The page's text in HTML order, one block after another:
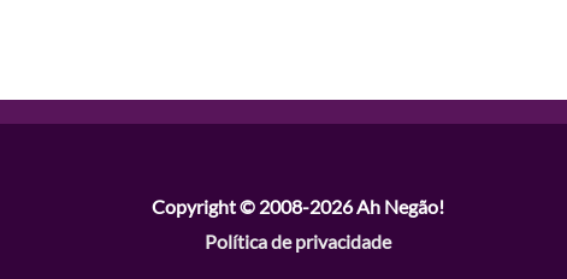
Copyright © 2008-2026Ah Negão!
Política de privacidade